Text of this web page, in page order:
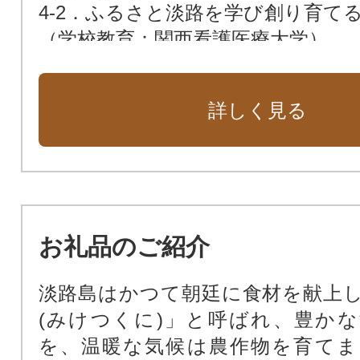
4-2．ふるさと淡路を学び創り育て
（学校教育：関西看護医療大学）
4-4．ふるさと淡路を学び創り育て
（AIE国際高等学校）
5.地域資源と地域活力があふれるま
詳しく見る
お礼品のご紹介
淡路島はかつて朝廷に食材を献上
(みけつくに)」と呼ばれ、豊か
を、温暖な気候は農作物を育て